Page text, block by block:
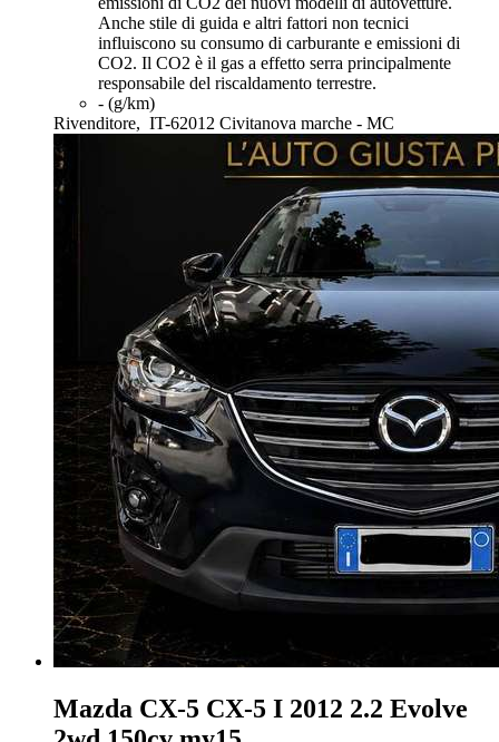
Anche stile di guida e altri fattori non tecnici
influiscono su consumo di carburante e emissioni di
CO2. Il CO2 è il gas a effetto serra principalmente
responsabile del riscaldamento terrestre.
- (g/km)
Rivenditore, IT-62012 Civitanova marche - MC
Mazda CX-5 CX-5 I 2012 2.2 Evolve